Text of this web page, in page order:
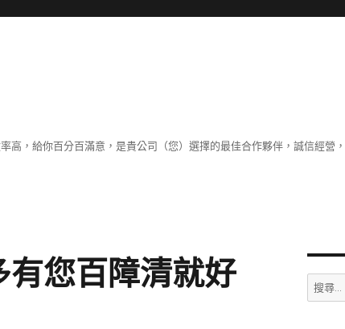
，給你百分百滿意，是貴公司（您）選擇的最佳合作夥伴，誠信經營
有您百障清就好
搜
尋